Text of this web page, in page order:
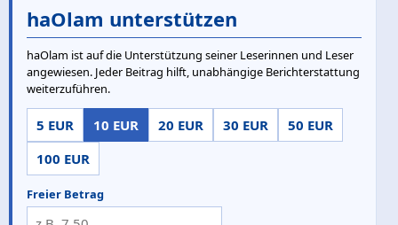
haOlam unterstützen
haOlam ist auf die Unterstützung seiner Leserinnen und Leser
angewiesen. Jeder Beitrag hilft, unabhängige Berichterstattung
weiterzuführen.
5 EUR 10 EUR 20 EUR 30 EUR
50 EUR
100 EUR
Freier Betrag